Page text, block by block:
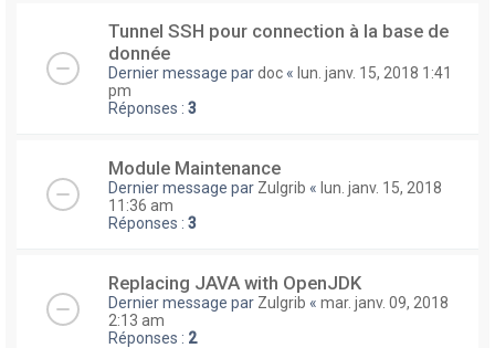
Tunnel SSH pour connection à la base de
donnée
Dernier message pardoc « lun. janv. 15, 2018 1:41
pm
Réponses : 3
Module Maintenance
Dernier message par Zulgrib « lun. janv. 15, 2018
11:36 am
Réponses : 3
Replacing JAVA with OpenJDK
Dernier message par Zulgrib « mar. janv. 09, 2018
2:13 am
Réponses : 2